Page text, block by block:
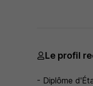
Le profil
- Diplôme